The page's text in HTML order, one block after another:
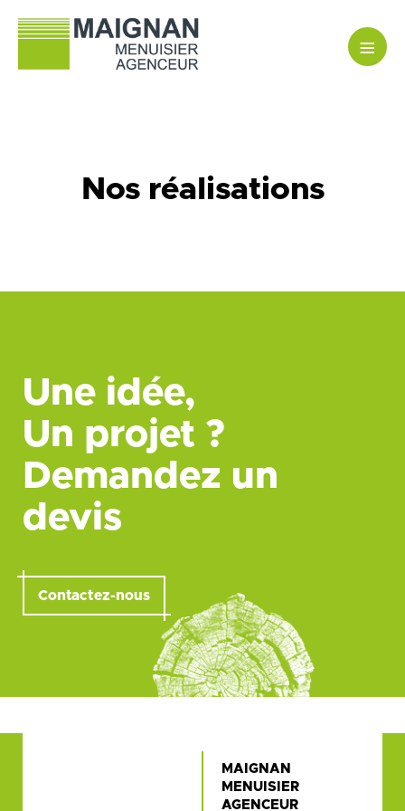
≡
Nos réalisations
Une idée,
Un projet ?
Demandez un
devis
Contactez-nous
MAIGNAN
MENUISIER
AGENCEUR